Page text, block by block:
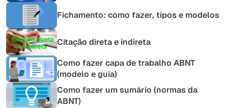
Fichamento: como fazer, tipos e modelos
Citação direta e indireta
Como fazer capa de trabalho ABNT
(modelo e guia)
Como fazer um sumário (normas da
ABNT)